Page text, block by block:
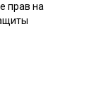
прав на